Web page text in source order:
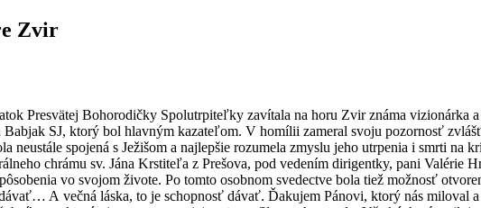
Zvir
Presvätej Bohorodičky Spolutrpiteľky zavítala na horu Zvir známa vizionárka
Babjak SJ, ktorý bol hlavným kazateľom. V homílii zameral svoju pozornosť
neustále spojená s Ježišom a najlepšie rozumela zmyslu jeho utrpenia i smrti
chrámu sv. Jána Krstiteľa z Prešova, pod vedením dirigentky, pani
vo svojom živote. Po tomto osobnom svedectve bola tiež možnosť
A večná láska, to je schopnosť dávať. Ďakujem Pánovi, ktorý nás miloval a